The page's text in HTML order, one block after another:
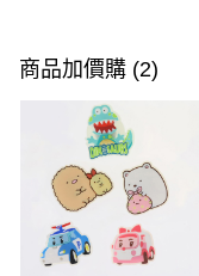
信用卡一次付款
Apple Pay
街口支付
全盈+PAY
商品加價購 (2)